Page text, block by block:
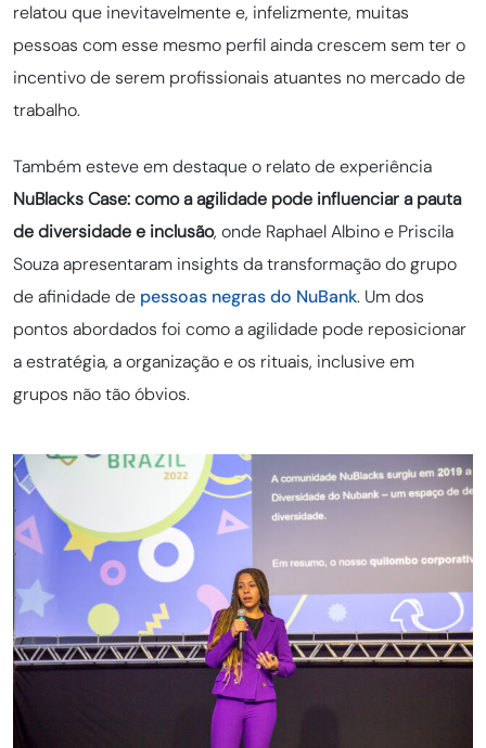
relatou que inevitavelmente e, infelizmente, muitas
pessoas com esse mesmo perfil ainda crescem sem ter o
incentivo de serem profissionais atuantes no mercado de
trabalho.
Também esteve em destaque o relato de experiência
NuBlacks Case: como a agilidade pode influenciar a pauta
de diversidade e inclusão, onde Raphael Albino e Priscila
Souza apresentaram insights da transformação do grupo
de afinidade de pessoas negras do NuBank. Um dos
pontos abordados foi como a agilidade pode reposicionar
a estratégia, a organização e os rituais, inclusive em
grupos não tão óbvios.